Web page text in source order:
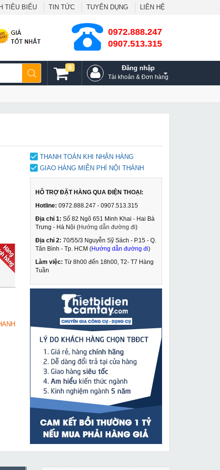
TIÊU BIỂU TIN TỨC TUYỂN DỤNG LIÊN HỆ
0972.888.247
0907.513.315
Đăng nhập
Tài khoản & Đơn hàng
0
THANH TOÁN KHI NHẬN HÀNG
GIAO HÀNG MIỄN PHÍ NỘI THÀNH
HỖ TRỢ ĐẶT HÀNG QUA ĐIỆN THOẠI:
Hotline: 0972.888.247 - 0907.513.315
Địa chỉ 1: Số 82 Ngõ 651 Minh Khai - Hai Bà
Trưng - Hà Nội (Hướng dẫn đường đi)
Địa chỉ 2: 70/55/3 Nguyễn Sỹ Sách - P.15 - Q.
Tân Bình - Tp. HCM (Hướng dẫn đường đi)
Làm việc: Từ 8h00 đến 18h00, T2- T7 Hàng
Tuần
MUA NGAY
Máy lăn sơn tường
HD01
2,790,000 VNĐ
Dongcheng DJZ08 10
649,000 VNĐ
1,049,000 VNĐ
MUA NGAY
Máy khoan búa Bosch
GBH 2-28 DV
4,469,000 VNĐ
5,530,000 VNĐ
MUA NGAY
Máy đột lỗ tôn thủy lực
Changyou cao cấp
SYD-32
2,390,000 VNĐ
2,990,000 VNĐ
Máy hàn que Fumak
Arc 210